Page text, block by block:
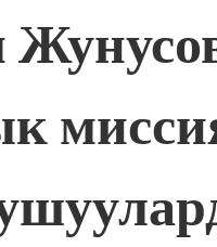
шоу
Central Park
сыймык жана чоң
сөзсүз керек!”
Мээрим Мураталиева